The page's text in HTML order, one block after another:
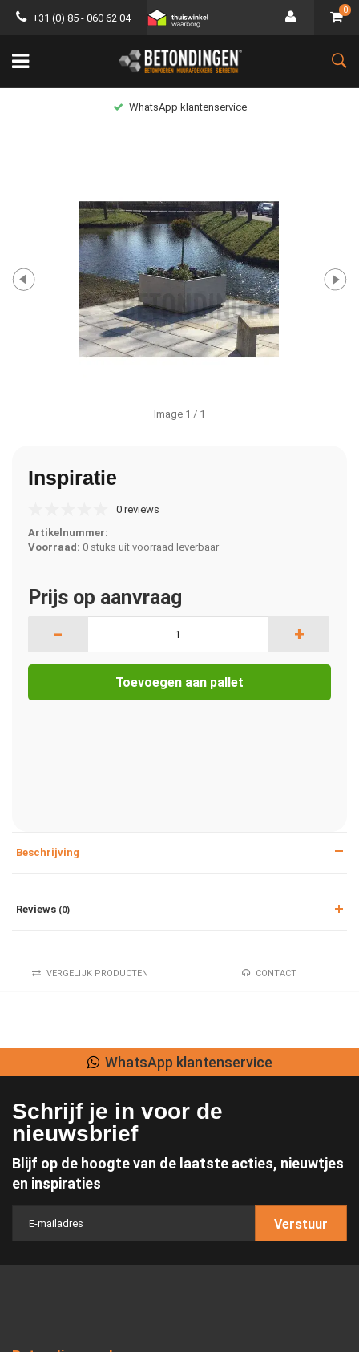
+31 (0) 85 - 060 62 04
0
WhatsApp klantenservice
Image 1 / 1
Inspiratie
0 reviews
Artikelnummer:
Voorraad: 0 stuks uit voorraad leverbaar
Prijs op aanvraag
- +
Toevoegen aan pallet
Beschrijving
Reviews (0)
VERGELIJK PRODUCTEN CONTACT
WhatsApp klantenservice
Schrijf je in voor de
nieuwsbrief
Blijf op de hoogte van de laatste acties, nieuwtjes
en inspiraties
Verstuur